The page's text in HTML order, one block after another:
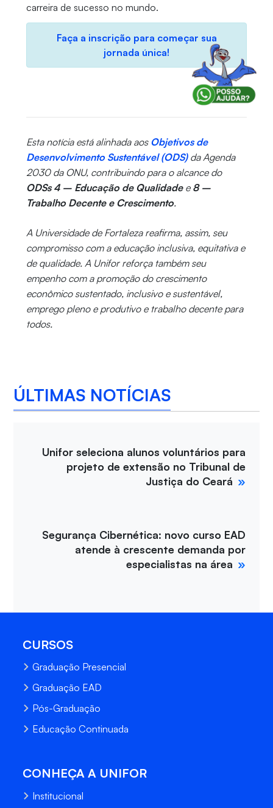
carreira de sucesso no mundo.
Faça a inscrição para começar sua
jornada única!
Esta notícia está alinhada aos Objetivos de
Desenvolvimento Sustentável (ODS)da Agenda
2030 da ONU, contribuindo para o alcance do
ODSs 4 – Educação de Qualidadee 8 –
Trabalho Decente e Crescimento.
A Universidade de Fortaleza reafirma, assim, seu
compromisso com a educação inclusiva, equitativa e
de qualidade. A Unifor reforça também seu
empenho com a promoção do crescimento
econômico sustentado, inclusivo e sustentável,
emprego pleno e produtivo e trabalho decente para
todos.
ÚLTIMAS NOTÍCIAS
Unifor seleciona alunos voluntários para
projeto de extensão no Tribunal de
Justiça do Ceará
Segurança Cibernética: novo curso EAD
atende à crescente demanda por
especialistas na área
CURSOS
Graduação Presencial
Graduação EAD
Pós-Graduação
Educação Continuada
CONHEÇA A UNIFOR
Institucional